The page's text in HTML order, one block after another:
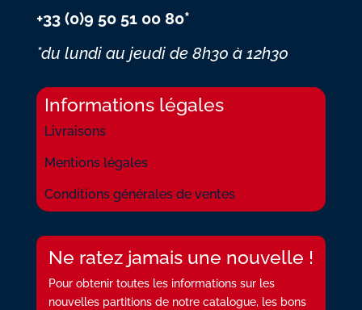
+33 (0)9 50 51 00 80*
*du lundi au jeudi de 8h30 à 12h30
Informations légales
Livraisons
Mentions légales
Conditions générales de ventes
Ne ratez jamais une nouvelle !
Pour obtenir toutes les informations sur les
nouvelles partitions de notre catalogue, les bons